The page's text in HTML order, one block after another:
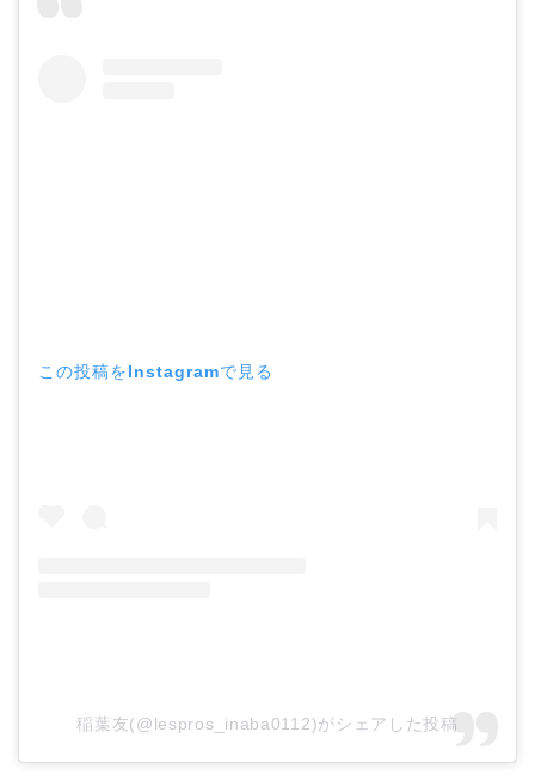
この投稿をInstagramで見る
稲葉友(@lespros_inaba0112)がシェアした投稿